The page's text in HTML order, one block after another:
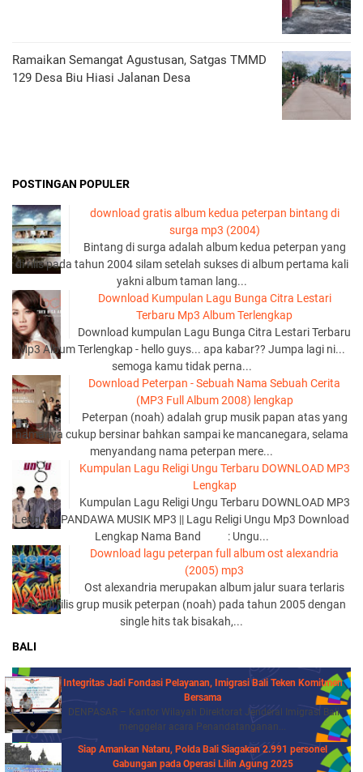
Ramaikan Semangat Agustusan, Satgas TMMD
129 Desa Biu Hiasi Jalanan Desa
POSTINGAN POPULER
download gratis album kedua peterpan bintang di
surga mp3 (2004)
Bintang di surga adalah album kedua peterpan yang
di rilis pada tahun 2004 silam setelah sukses di album pertama kali
yakni album taman lang...
Download Kumpulan Lagu Bunga Citra Lestari
Terbaru Mp3 Album Terlengkap
Download kumpulan Lagu Bunga Citra Lestari Terbaru
Mp3 Album Terlengkap - hello guys... apa kabar?? Jumpa lagi ni...
semoga kamu tidak perna...
Download Peterpan - Sebuah Nama Sebuah Cerita
(MP3 Full Album 2008) lengkap
Peterpan (noah) adalah grup musik papan atas yang
namanya cukup bersinar bahkan sampai ke mancanegara, selama
menyandang nama peterpan mere...
Kumpulan Lagu Religi Ungu Terbaru DOWNLOAD MP3
Lengkap
Kumpulan Lagu Religi Ungu Terbaru DOWNLOAD MP3
Lengkap PANDAWA MUSIK MP3 || Lagu Religi Ungu Mp3 Download
Lengkap Nama Band : Ungu...
Download lagu peterpan full album ost alexandria
(2005) mp3
Ost alexandria merupakan album jalur suara terlaris
yang di rilis grup musik peterpan (noah) pada tahun 2005 dengan
single hits tak bisakah,...
BALI
Integritas Jadi Fondasi Pelayanan, Imigrasi Bali Teken Komitmen
Bersama
DENPASAR – Kantor Wilayah Direktorat Jenderal Imigrasi Bali
menggelar acara Penandatanganan...
Siap Amankan Nataru, Polda Bali Siagakan 2.991 personel
Gabungan pada Operasi Lilin Agung 2025